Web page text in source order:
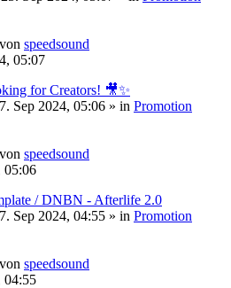
von speedsound
05:07
for Creators! 🎥✨
Sep 2024, 05:06 » in Promotion
von speedsound
05:06
/ DNBN - Afterlife 2.0
Sep 2024, 04:55 » in Promotion
von speedsound
04:55